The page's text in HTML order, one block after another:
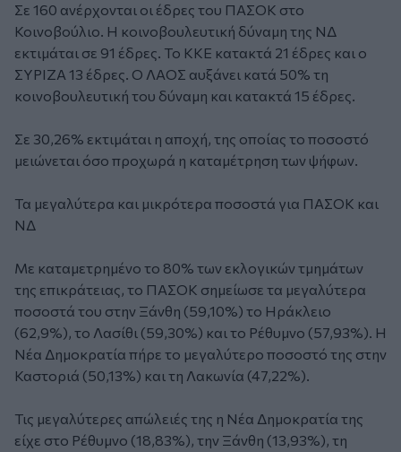
Σε 160 ανέρχονται οι έδρες του ΠΑΣΟΚ στο
Κοινοβούλιο. H κοινοβουλευτική δύναμη της ΝΔ
εκτιμάται σε 91 έδρες. Το ΚΚΕ κατακτά 21 έδρες και ο
ΣΥΡΙΖΑ 13 έδρες. Ο ΛΑΟΣ αυξάνει κατά 50% τη
κοινοβουλευτική του δύναμη και κατακτά 15 έδρες.
Σε 30,26% εκτιμάται η αποχή, της οποίας το ποσοστό
μειώνεται όσο προχωρά η καταμέτρηση των ψήφων.
Τα μεγαλύτερα και μικρότερα ποσοστά για ΠΑΣΟΚ και
ΝΔ
Με καταμετρημένο το 80% των εκλογικών τμημάτων
της επικράτειας, το ΠΑΣΟΚ σημείωσε τα μεγαλύτερα
ποσοστά του στην Ξάνθη (59,10%) το Ηράκλειο
(62,9%), το Λασίθι (59,30%) και το Ρέθυμνο (57,93%). Η
Νέα Δημοκρατία πήρε το μεγαλύτερο ποσοστό της στην
Καστοριά (50,13%) και τη Λακωνία (47,22%).
Τις μεγαλύτερες απώλειές της η Νέα Δημοκρατία της
είχε στο Ρέθυμνο (18,83%), την Ξάνθη (13,93%), τη